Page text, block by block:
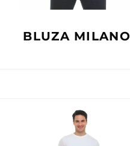
BLUZA MILANO